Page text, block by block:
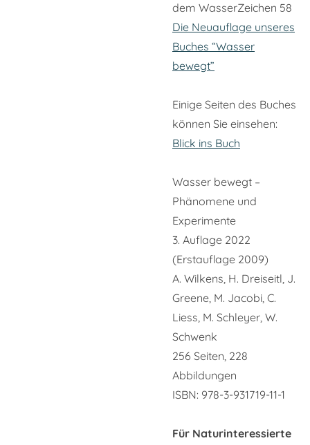
dem WasserZeichen 58
Die Neuauflage unseres
Buches “Wasser
bewegt”
Einige Seiten des Buches
können Sie einsehen:
Blick ins Buch
Wasser bewegt –
Phänomene und
Experimente
3. Auflage 2022
(Erstauflage 2009)
A. Wilkens, H. Dreiseitl, J.
Greene, M. Jacobi, C.
Liess, M. Schleyer, W.
Schwenk
256 Seiten, 228
Abbildungen
ISBN: 978-3-931719-11-1
Für Naturinteressierte